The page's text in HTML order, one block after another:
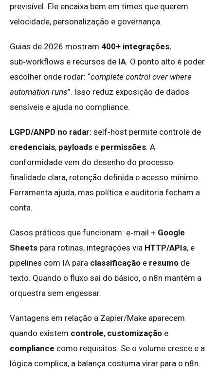
previsível. Ele encaixa bem em times que querem
velocidade, personalização e governança.
Guias de 2026 mostram 400+ integrações,
sub‑workflows e recursos de IA. O ponto alto é poder
escolher onde rodar: “complete control over where
automation runs”. Isso reduz exposição de dados
sensíveis e ajuda no compliance.
LGPD/ANPD no radar: self‑host permite controle de
credenciais, payloads e permissões. A
conformidade vem do desenho do processo:
finalidade clara, retenção definida e acesso mínimo.
Ferramenta ajuda, mas política e auditoria fecham a
conta.
Casos práticos que funcionam: e‑mail + Google
Sheets para rotinas, integrações via HTTP/APIs, e
pipelines com IA para classificação e resumo de
texto. Quando o fluxo sai do básico, o n8n mantém a
orquestra sem engessar.
Vantagens em relação a Zapier/Make aparecem
quando existem controle, customização e
compliance como requisitos. Se o volume cresce e a
lógica complica, a balança costuma virar para o n8n.